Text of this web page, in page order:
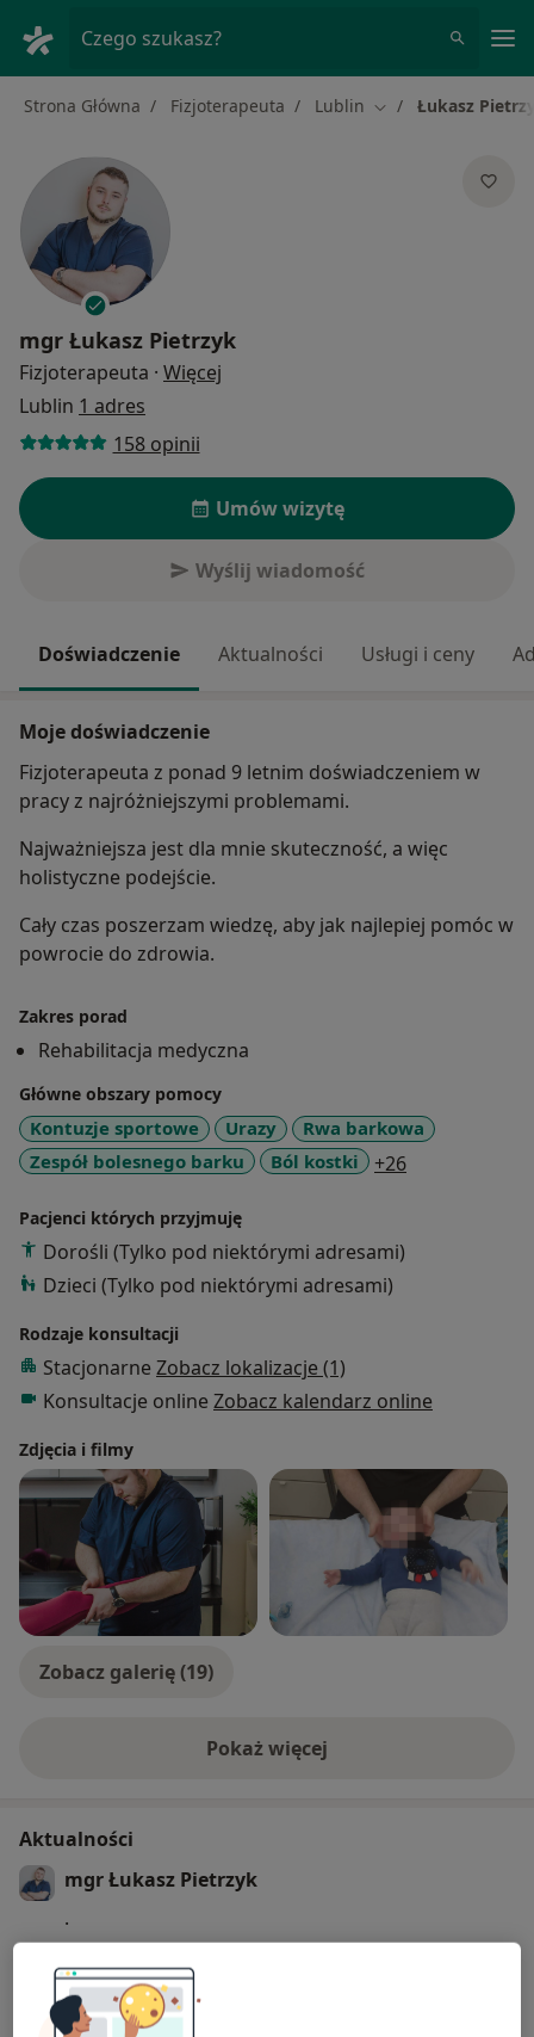
Czego szukasz?
Strona Główna Fizjoterapeuta Lublin Zmień miasto
Łukasz
mgr Łukasz Pietrzyk
Fizjoterapeuta · Więcej
Lublin 1 adres
158 opinii
Umów wizytę
Wyślij wiadomość
Doświadczenie Aktualności Usługi i ceny
Moje doświadczenie
Fizjoterapeuta z ponad 9 letnim doświadczeniem w
pracy z najróżniejszymi problemami.
Najważniejsza jest dla mnie skuteczność, a więc
holistyczne podejście.
Cały czas poszerzam wiedzę, aby jak najlepiej pomóc w
powrocie do zdrowia.
Zakres porad
Rehabilitacja medyczna
Główne obszary pomocy
Kontuzje sportowe Urazy
Rwa barkowa
Zespół bolesnego barku
Ból kostki +26
Pacjenci których przyjmuję
Dorośli (Tylko pod niektórymi adresami)
Dzieci (Tylko pod niektórymi adresami)
Rodzaje konsultacji
Stacjonarne Zobacz lokalizacje (1)
Konsultacje online Zobacz kalendarz online
Zdjęcia i filmy
Zobacz galerię (19)
Pokaż więcejo doświadczeniu
Aktualności
mgr Łukasz Pietrzyk
.
07/07/2025